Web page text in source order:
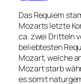
Das Requiem
Mozarts letzte
ca. zwei Dritteln
beliebtesten
Mozart, welche
Mozart starb
es somit